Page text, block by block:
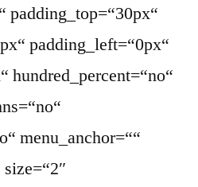
padding_top=“30px“
padding_left=“0px“
hundred_percent=“no“
menu_anchor=““